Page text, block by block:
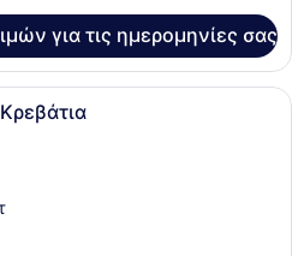
για τις ημερομηνίες σας
Μίνι μπαρ, χρηματοκιβώτιο στο